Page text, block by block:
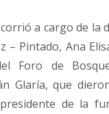
a cargo de la
– Pintado, Ana
Foro de
Glaría, que
de la